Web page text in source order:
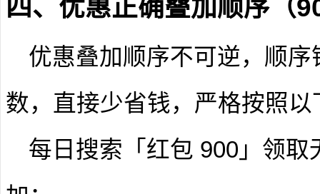
四、优惠正确叠加顺序（
优惠叠加顺序不可逆，顺
数，直接少省钱，严格按照
每日搜索「红包 900」领